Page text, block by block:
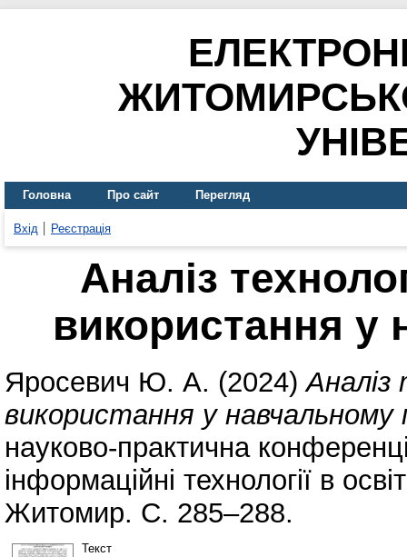
Головна Про сайт Перегляд
Вхід Реєстрація
Аналіз
використання у
Яросевич Ю. А. (2024)Аналіз
використання у навчальному
науково-практична
інформаційні технології в
Житомир. С. 285–288.
Текст